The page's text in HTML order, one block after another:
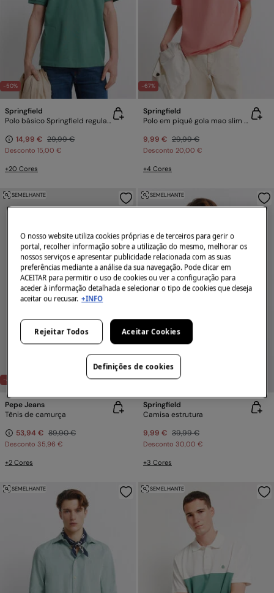
-50%
Springfield
Polo básico Springfield regular fit
14,99 € 29,99 €
Desconto 15,00 €
+20 Cores
-67%
Springfield
Polo em piqué gola mao slim fit
9,99 € 29,99 €
Desconto 20,00 €
+4 Cores
-40%
SEMELHANTE
Pepe Jeans
Tênis de camurça
53,94 € 89,90 €
Desconto 35,96 €
+2 Cores
-75%
SEMELHANTE
Springfield
Camisa estrutura
9,99 € 39,99 €
Desconto 30,00 €
+3 Cores
SEMELHANTE SEMELHANTE
O nosso website utiliza cookies próprias e de terceiros para gerir o
portal, recolher informação sobre a utilização do mesmo, melhorar os
nossos serviços e apresentar publicidade relacionada com as suas
preferências mediante a análise da sua navegação. Pode clicar em
ACEITAR para permitir o uso de cookies ou ver a configuração para
aceder à informação detalhada e selecionar o tipo de cookies que deseja
aceitar ou recusar. +INFO
Rejeitar Todos Aceitar Cookies
Definições de cookies